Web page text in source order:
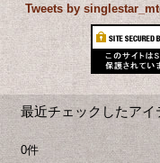
Tweets by
最近チェックしたアイ
0件